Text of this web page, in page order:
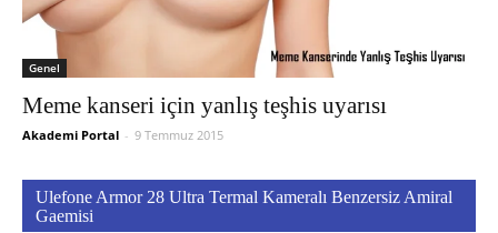
Genel
Meme kanseri için yanlış teşhis uyarısı
Akademi Portal - 9 Temmuz 2015
Ulefone Armor 28 Ultra Termal Kameralı Benzersiz Amiral
Gaemisi